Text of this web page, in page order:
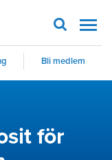
Bli medlem
för